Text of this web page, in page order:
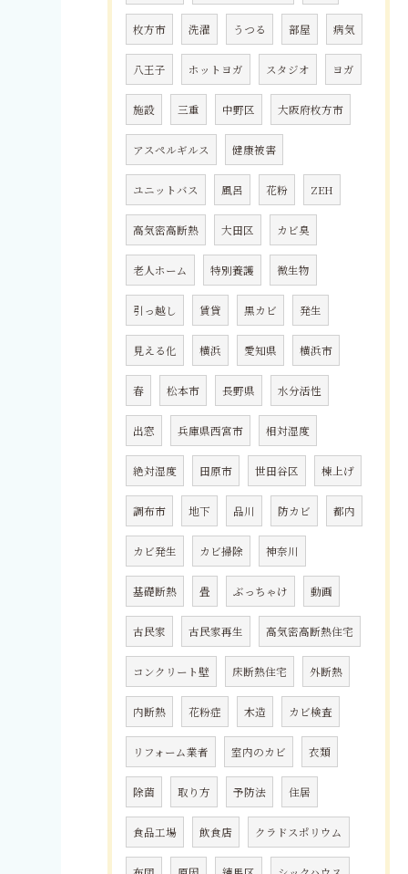
枚方市 洗濯 うつる 部屋 病気
八王子 ホットヨガ スタジオ ヨガ
施設 三重 中野区 大阪府枚方市
アスペルギルス 健康被害
ユニットバス 風呂 花粉 ZEH
高気密高断熱 大田区 カビ臭
老人ホーム 特別養護 微生物
引っ越し 賃貸 黒カビ 発生
見える化 横浜 愛知県 横浜市
春 松本市 長野県 水分活性
出窓 兵庫県西宮市 相対湿度
絶対湿度 田原市 世田谷区 棟上げ
調布市 地下 品川 防カビ 都内
カビ発生 カビ掃除 神奈川
基礎断熱 畳 ぶっちゃけ 動画
古民家 古民家再生 高気密高断熱住宅
コンクリート壁 床断熱住宅 外断熱
内断熱 花粉症 木造 カビ検査
リフォーム業者 室内のカビ 衣類
除菌 取り方 予防法 住居
食品工場 飲食店 クラドスポリウム